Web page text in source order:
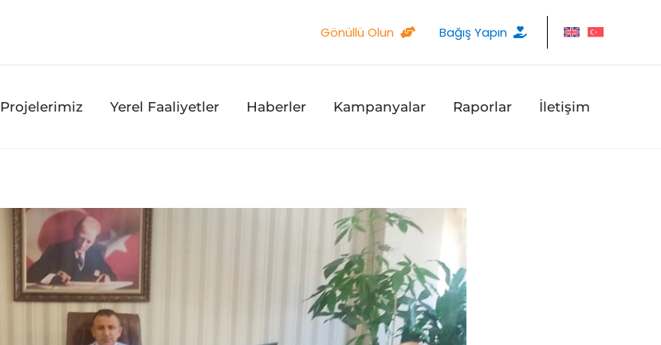
Gönüllü Olun Bağış Yapın
Projelerimiz Yerel Faaliyetler Haberler Kampanyalar Raporlar İletişim